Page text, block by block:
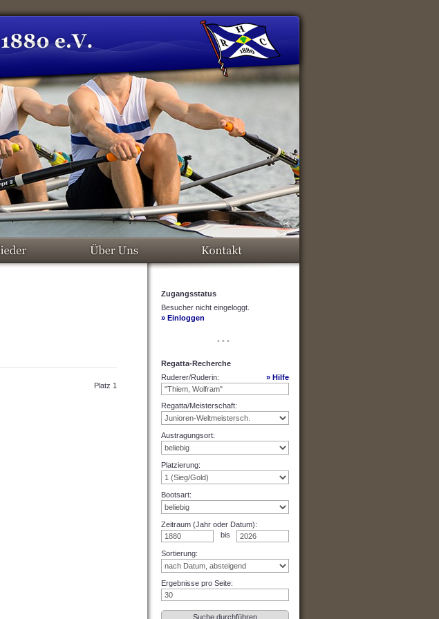
Platz 1
Zugangsstatus
Besucher nicht eingeloggt.
» Einloggen
• • •
Regatta-Recherche
» Hilfe
Ruderer/Ruderin:
Regatta/Meisterschaft:
Austragungsort:
Platzierung:
Bootsart:
Zeitraum (Jahr oder Datum):
bis
Sortierung:
Ergebnisse pro Seite: